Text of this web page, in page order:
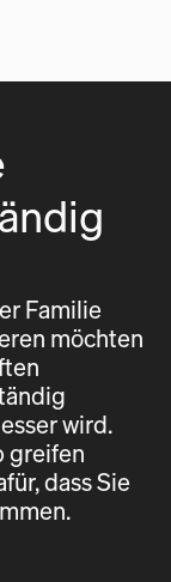
Familie
möchten
wird.
greifen
dass Sie